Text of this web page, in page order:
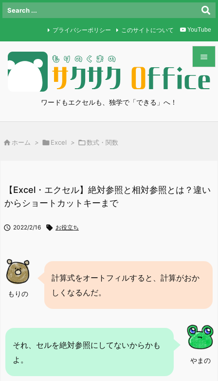
ワードもエクセルも、独学で「できる」へ！


メニュ
検索
プライバシーポリシー このサイトについて YouTube
 ホーム > Excel > 数式・関数
【Excel・エクセル】絶対参照と相対参照とは？違い
からショートカットキーまで
 2022/2/16  お役立ち
もりの
計算式をオートフィルすると、計算がおか
しくなるんだ。
やまの
それ、セルを絶対参照にしてないからかも
よ。